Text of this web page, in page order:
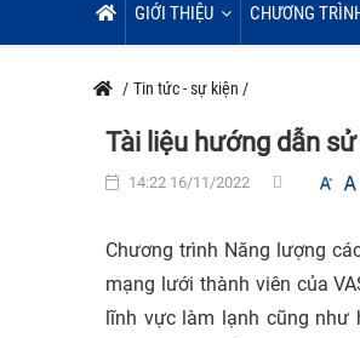
GIỚI THIỆU CHƯƠNG
/ Tin tức - sự kiện /
Tài liệu hướng dẫn
14:22 16/11/2022
Chương trình Năng lượng
mạng lưới thành viên của
lĩnh vực làm lạnh cũng như